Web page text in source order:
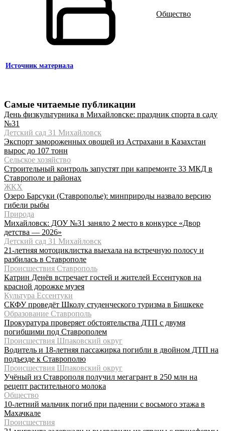
Общество
Источник материала
Самые читаемые публикации
День физкультурника в Михайловске: праздник спорта в саду
№31
Детский сад 31 Михайловск
Экспорт замороженных овощей из Астрахани в Казахстан
вырос до 107 тонн
Сельское хозяйство
Строительный контроль запустят при капремонте 33 МКД в
Ставрополе и районах
ЖКХ
Озеро Барсуки (Ставрополье): минприроды назвало версию
гибели рыбы
Природа
Михайловск: ДОУ №31 заняло 2 место в конкурсе «Двор
детства — 2026»
Детский сад 31 Михайловск
21-летняя мотоциклистка выехала на встречную полосу и
разбилась в Ставрополе
Происшествия Ставрополь
Катрин Денёв встречает гостей и жителей Ессентуков на
красной дорожке музея
Культура Ессентуки
СКФУ проведёт Школу студенческого туризма в Бишкеке
Образование Ставрополь
Прокуратура проверяет обстоятельства ДТП с двумя
погибшими под Ставрополем
Происшествия Шпаковский округ
Водитель и 18-летняя пассажирка погибли в двойном ДТП на
подъезде к Ставрополю
Происшествия Шпаковский округ
Учёный из Ставрополя получил мегагрант в 250 млн на
рецепт растительного молока
Общество
10-летний мальчик погиб при падении с восьмого этажа в
Махачкале
Происшествия